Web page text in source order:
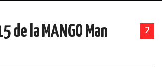
2
de la MANGO Man